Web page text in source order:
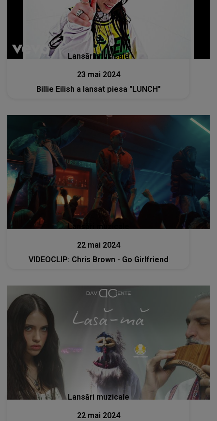
Lansări muzicale
23 mai 2024
Billie Eilish a lansat piesa "LUNCH"
Lansări muzicale
22 mai 2024
VIDEOCLIP: Chris Brown - Go Girlfriend
Lansări muzicale
22 mai 2024